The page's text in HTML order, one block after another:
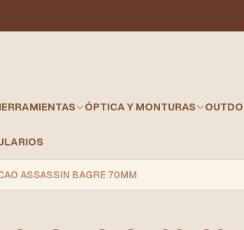
ÓPTICA Y MONTURAS
ASSASSIN BAGRE 70MM